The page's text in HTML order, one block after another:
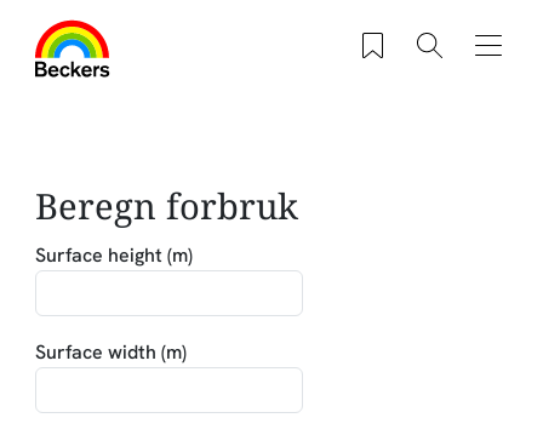
Saved products
Søk
Beregn forbruk
Surface height (m)
Surface width (m)